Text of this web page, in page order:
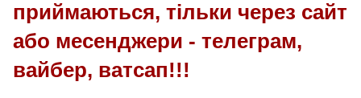
приймаються, тільки через сайт
або месенджери - телеграм,
вайбер, ватсап!!!